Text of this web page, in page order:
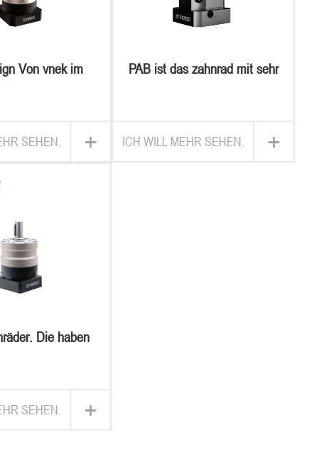
Von vnek im
+
SEHEN.
PAB ist das zahnrad mit sehr
+
ICH WILL MEHR SEHEN.
Die haben
+
SEHEN.